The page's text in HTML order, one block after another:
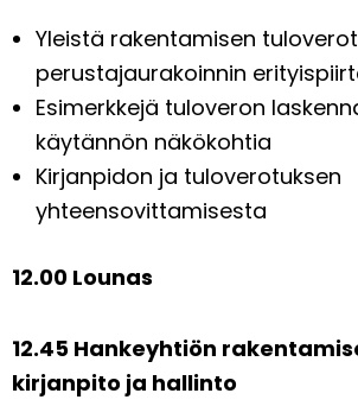
Yleistä rakentamisen
perustajaurakoinnin
Esimerkkejä tuloveron
käytännön näkökohtia
Kirjanpidon ja tuloverotuksen
yhteensovittamisesta
12.00 Lounas
12.45 Hankeyhtiön
kirjanpito ja hallinto